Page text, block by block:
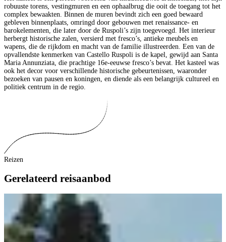
robuuste torens, vestingmuren en een ophaalbrug die ooit de toegang tot het
complex bewaakten. Binnen de muren bevindt zich een goed bewaard
gebleven binnenplaats, omringd door gebouwen met renaissance- en
barokelementen, die later door de Ruspoli’s zijn toegevoegd. Het interieur
herbergt historische zalen, versierd met fresco’s, antieke meubels en
wapens, die de rijkdom en macht van de familie illustreerden. Een van de
opvallendste kenmerken van Castello Ruspoli is de kapel, gewijd aan Santa
Maria Annunziata, die prachtige 16e-eeuwse fresco’s bevat. Het kasteel was
ook het decor voor verschillende historische gebeurtenissen, waaronder
bezoeken van pausen en koningen, en diende als een belangrijk cultureel en
politiek centrum in de regio.
Reizen
Gerelateerd reisaanbod